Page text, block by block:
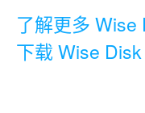
了解更多
下载 Wise